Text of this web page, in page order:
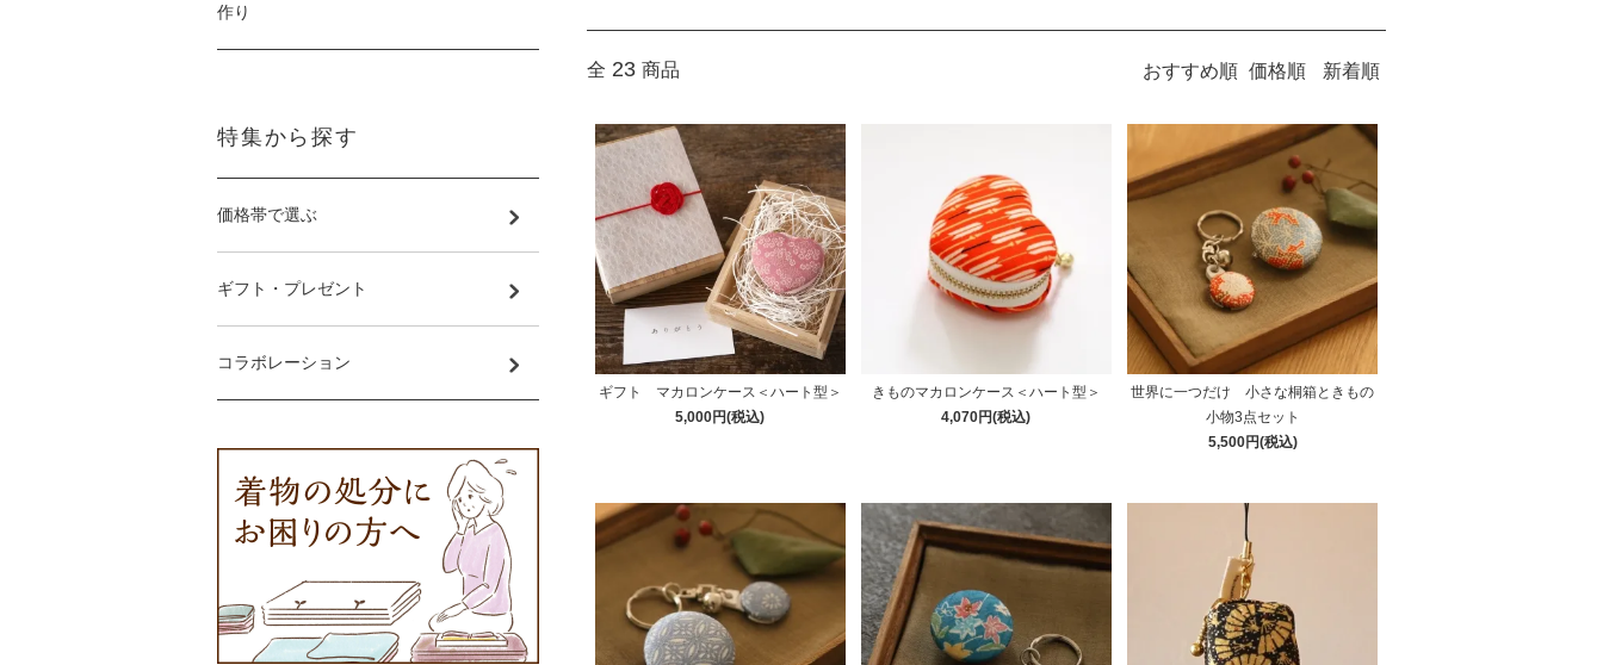
全 23 商品 おすすめ順 価格順 新着順
ギフト マカロンケース＜ハート型＞
5,000円(税込)
きものマカロンケース＜ハート型＞
4,070円(税込)
世界に一つだけ 小さな桐箱ときもの
小物3点セット
5,500円(税込)
作り
特集から探す
価格帯で選ぶ
ギフト・プレゼント
コラボレーション